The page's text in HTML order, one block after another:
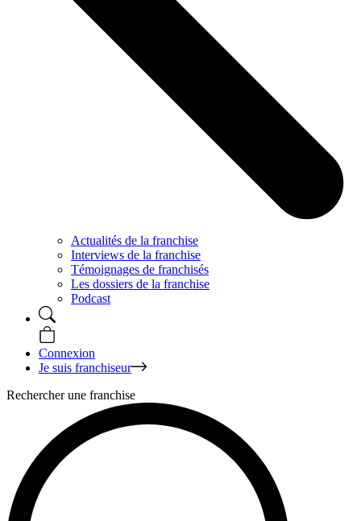
Actualités de la franchise
Interviews de la franchise
Témoignages de franchisés
Les dossiers de la franchise
Podcast
Connexion
Je suis franchiseur
Rechercher une franchise